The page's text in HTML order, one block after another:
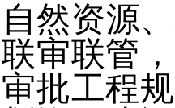
然资源
审联管
批工程